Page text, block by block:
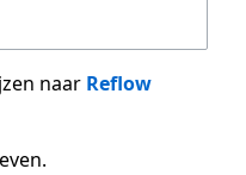
naar Reflow